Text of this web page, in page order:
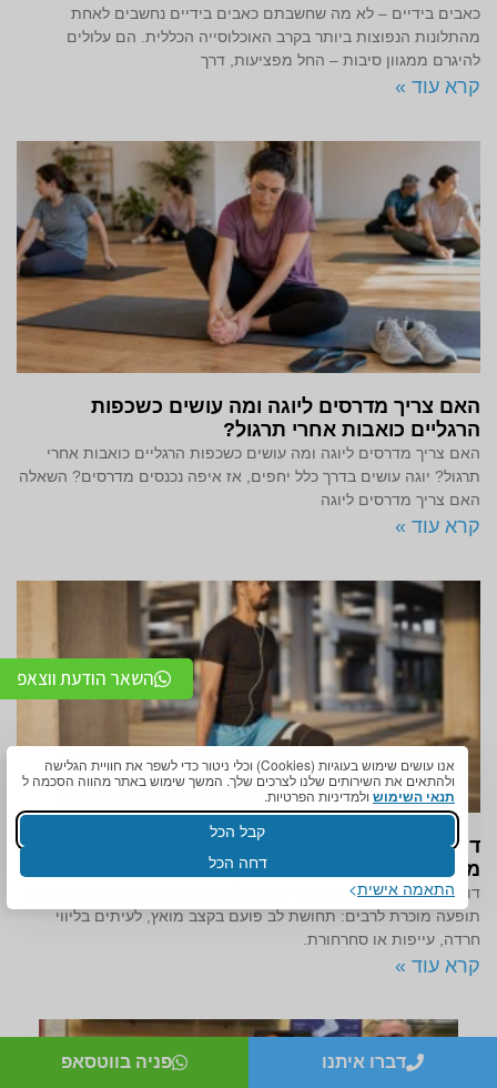
אנו עושים שימוש בעוגיות (Cookies) וכלי ניטור כדי לשפר את חוויית הגלישה
ולהתאים את השירותים שלנו לצרכים שלך. המשך שימוש באתר מהווה הסכמה ל
תנאי השימוש ולמדיניות הפרטיות.
קבל הכל
דחה הכל
התאמה אישית
כאבים בידיים – לא מה שחשבתם כאבים בידיים נחשבים לאחת
מהתלונות הנפוצות ביותר בקרב האוכלוסייה הכללית. הם עלולים
להיגרם ממגוון סיבות – החל מפציעות, דרך
קרא עוד »
האם צריך מדרסים ליוגה ומה עושים כשכפות
הרגליים כואבות אחרי תרגול?
האם צריך מדרסים ליוגה ומה עושים כשכפות הרגליים כואבות אחרי
תרגול? יוגה עושים בדרך כלל יחפים, אז איפה נכנסים מדרסים? השאלה
האם צריך מדרסים ליוגה
קרא עוד »
דופק מהיר – מה הקשר ליציבה, תנועה ומדרסים
מותאמים?
דופק מהיר – כשמערכת הגוף מגיבה לעומסים נסתרים דופק מהיר הוא
תופעה מוכרת לרבים: תחושת לב פועם בקצב מואץ, לעיתים בליווי
חרדה, עייפות או סחרחורת.
קרא עוד »
השאר הודעת ווצאפ
דברו איתנו פניה בווטסאפ